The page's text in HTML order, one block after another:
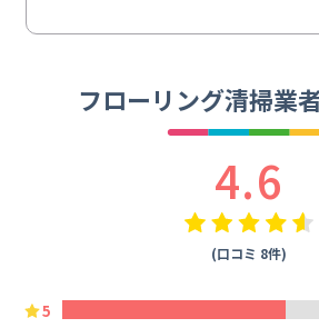
フローリング清掃業
4.6
(口コミ 8件)
5